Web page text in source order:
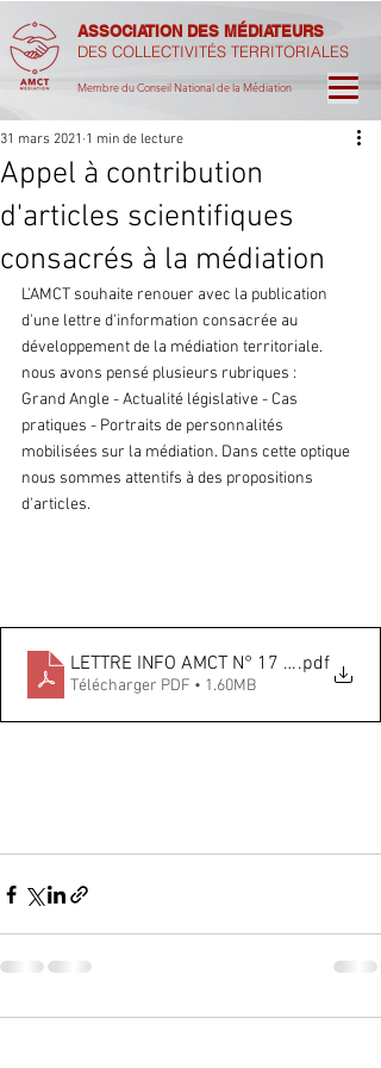
ASSOCIATION DES MÉDIATEURS
DES COLLECTIVITÉS TERRITORIALES
Membre du Conseil National de la Médiation
Appel à contribution
d'articles scientifiques
consacrés à la médiation
31 mars 2021 1 min de lecture
L'AMCT souhaite renouer avec la publication
d'une lettre d'information consacrée au
développement de la médiation territoriale.
nous avons pensé plusieurs rubriques :
Grand Angle - Actualité législative - Cas
pratiques - Portraits de personnalités
mobilisées sur la médiation. Dans cette optique
nous sommes attentifs à des propositions
d'articles.
LETTRE INFO AMCT N° 17 JANVIER
.pdf
Télécharger PDF • 1.60MB